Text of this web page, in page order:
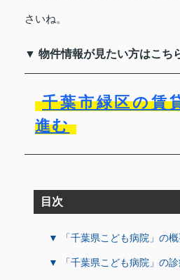
さいね。
▼ 物件情報が見たい方はこち
千葉市緑区の賃
進む
目次
▼ 「千葉県こども病院」の
▼ 「千葉県こども病院」の診